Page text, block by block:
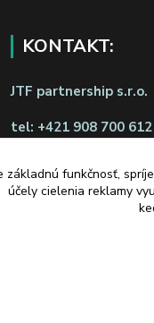
KONTAKT:
JTF partnership s.r.o.
tel: +421 908 700 612
napíšte nám
Odstúpiť od zmluvy
základnú funkčnosť,
účely cielenia reklamy